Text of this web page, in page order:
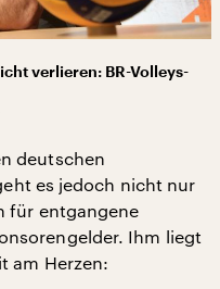
verlieren: BR-Volleys-
deutschen
es jedoch nicht nur
für entgangene
Ihm liegt
am Herzen: